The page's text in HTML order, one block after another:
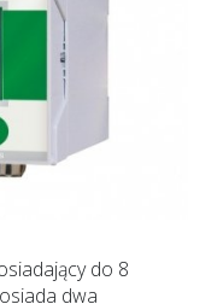
do 8
dwa